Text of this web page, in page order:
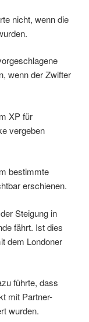
nicht, wenn die
wenn der Zwifter
XP für
vergeben
bestimmte
erschienen.
Steigung in
fährt. Ist dies
dem Londoner
führte, dass
mit Partner-
wurden.